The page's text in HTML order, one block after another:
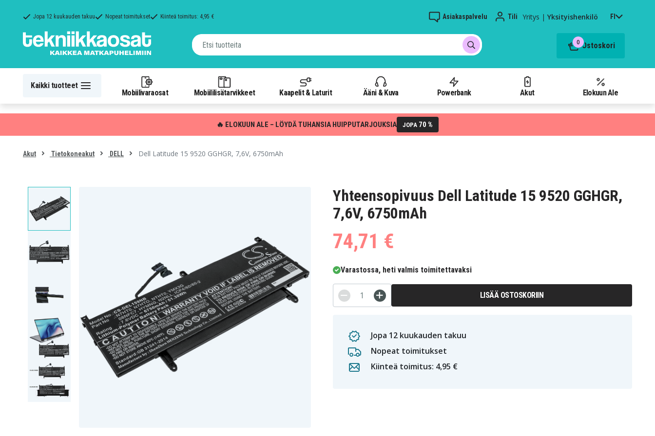
Jopa 12 kuukauden takuu Nopeat toimitukset Kiinteä toimitus: 4,95 € Asiakaspalvelu Tili Yritys | Yksityishenkilö FI
0 Ostoskori
Kaikki tuotteet
Mobiilivaraosat Mobiililisätarvikkeet Kaapelit & Laturit Ääni & Kuva Powerbank Akut Elokuun Ale
🔥 ELOKUUN ALE – LÖYDÄ TUHANSIA HUIPPUTARJOUKSIA JOPA 70 %
Akut Tietokoneakut DELL Dell Latitude 15 9520 GGHGR, 7,6V, 6750mAh
Yhteensopivuus Dell Latitude 15 9520 GGHGR,
7,6V, 6750mAh
74,71 €
Varastossa, heti valmis toimitettavaksi
LISÄÄ OSTOSKORIIN
Jopa 12 kuukauden takuu
Nopeat toimitukset
Kiinteä toimitus: 4,95 €